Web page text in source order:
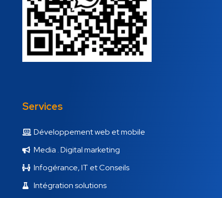
Services
Développement web et mobile
Media . Digital marketing
Infogérance, IT et Conseils
Intégration solutions